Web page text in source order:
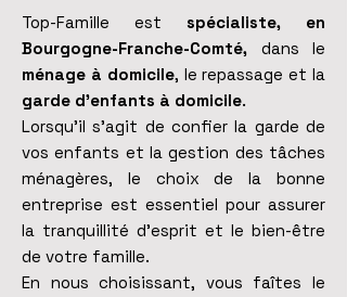
Top-Famille est spécialiste, en
Bourgogne-Franche-Comté, dans le
ménage à domicile, le repassage et la
garde d'enfants à domicile.
Lorsqu'il s'agit de confier la garde de
vos enfants et la gestion des tâches
ménagères, le choix de la bonne
entreprise est essentiel pour assurer
la tranquillité d'esprit et le bien-être
de votre famille.
En nous choisissant, vous faîtes le